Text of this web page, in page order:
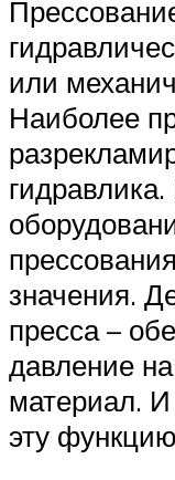
или
Наиболее
значения.
пресса –
давление
материал. И
эту